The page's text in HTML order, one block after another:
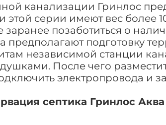
канализации Гринлос
серии имеют вес более
заранее позаботиться о
предполагают подготовку
независимой станции
После чего
электропровода и
септика Гринлос Аква